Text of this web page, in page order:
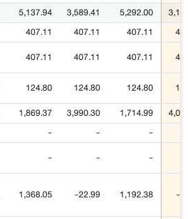
5,137.94 3,589.41 5,292.00
407.11 407.11 407.11
407.11 407.11 407.11
124.80 124.80 124.80
1,869.37 3,990.30 1,714.99
- - -
- - -
1,368.05 -22.99 1,192.38 -